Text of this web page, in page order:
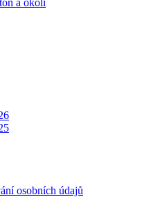
a okolí
osobních údajů